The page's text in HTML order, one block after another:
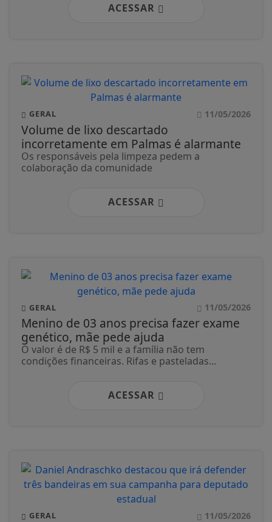
ACESSAR
GERAL 11/05/2026
Volume de lixo descartado
incorretamente em Palmas é alarmante
Os responsáveis pela limpeza pedem a
colaboração da comunidade
ACESSAR
GERAL 11/05/2026
Menino de 03 anos precisa fazer exame
genético, mãe pede ajuda
O valor é de R$ 5 mil e a família não tem
condições financeiras. Rifas e pasteladas...
ACESSAR
GERAL 11/05/2026